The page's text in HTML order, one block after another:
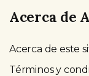
Acerca de
Acerca de este
Términos y